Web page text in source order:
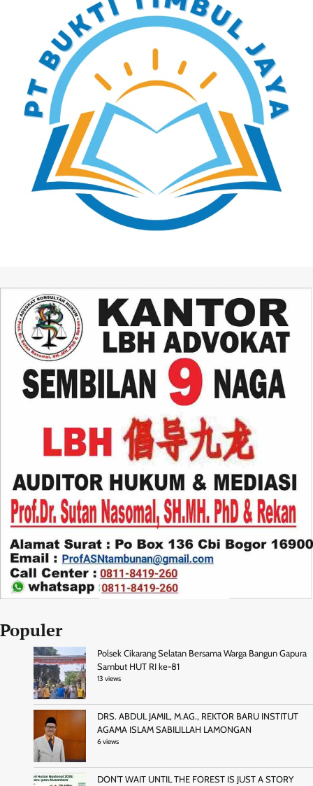
Populer
Polsek Cikarang Selatan Bersama Warga Bangun Gapura
Sambut HUT RI ke-81
13 views
DRS. ABDUL JAMIL, M.AG., REKTOR BARU INSTITUT
AGAMA ISLAM SABILILLAH LAMONGAN
6 views
DON’T WAIT UNTIL THE FOREST IS JUST A STORY